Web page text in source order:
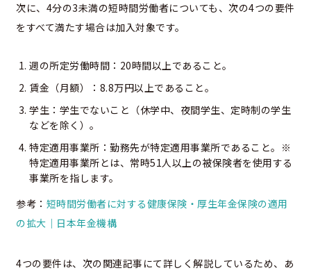
次に、4分の3未満の短時間労働者についても、次の4つの要件
をすべて満たす場合は加入対象です。
週の所定労働時間：20時間以上であること。
賃金（月額）：8.8万円以上であること。
学生：学生でないこと（休学中、夜間学生、定時制の学生
などを除く）。
特定適用事業所：勤務先が特定適用事業所であること。※
特定適用事業所とは、常時51人以上の被保険者を使用する
事業所を指します。
参考： 短時間労働者に対する健康保険・厚生年金保険の適用
の拡大｜日本年金機構
4つの要件は、次の関連記事にて詳しく解説しているため、あ